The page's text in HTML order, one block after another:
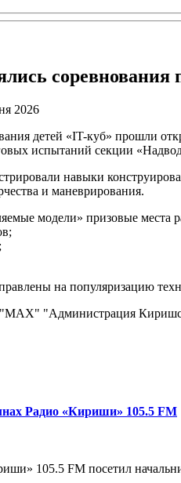
соревнования
2026
детей «IT-куб» прошли
испытаний секции
навыки
и маневрирования.
модели» призовые места
на популяризацию
"Администрация
Радио «Кириши» 105.5 FM
105.5 FM посетил